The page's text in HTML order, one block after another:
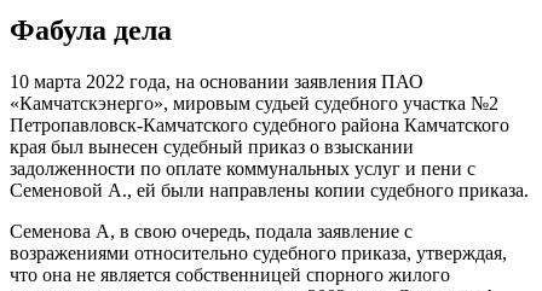
Фабула дела
10 марта 2022 года, на основании заявления ПАО
«Камчатскэнерго», мировым судьей судебного участка №2
Петропавловск-Камчатского судебного района Камчатского
края был вынесен судебный приказ о взыскании
задолженности по оплате коммунальных услуг и пени с
Семеновой А., ей были направлены копии судебного приказа.
Семенова А, в свою очередь, подала заявление с
возражениями относительно судебного приказа, утверждая,
что она не является собственницей спорного жилого